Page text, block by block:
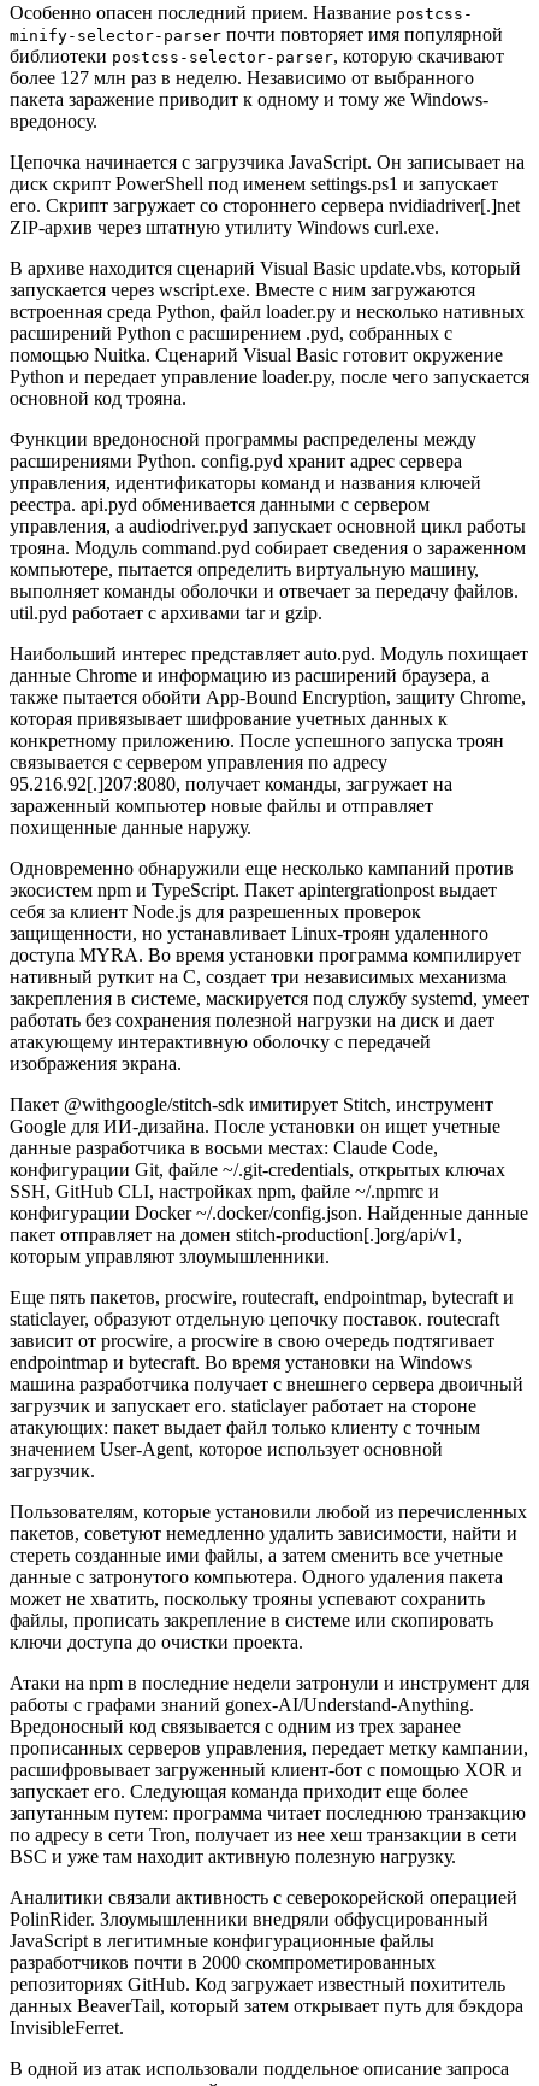
Особенно опасен последний прием. Название postcss-
minify-selector-parser почти повторяет имя популярной
библиотеки postcss-selector-parser, которую скачивают
более 127 млн раз в неделю. Независимо от выбранного
пакета заражение приводит к одному и тому же Windows-
вредоносу.
Цепочка начинается с загрузчика JavaScript. Он записывает на
диск скрипт PowerShell под именем settings.ps1 и запускает
его. Скрипт загружает со стороннего сервера nvidiadriver[.]net
ZIP-архив через штатную утилиту Windows curl.exe.
В архиве находится сценарий Visual Basic update.vbs, который
запускается через wscript.exe. Вместе с ним загружаются
встроенная среда Python, файл loader.py и несколько нативных
расширений Python с расширением .pyd, собранных с
помощью Nuitka. Сценарий Visual Basic готовит окружение
Python и передает управление loader.py, после чего запускается
основной код трояна.
Функции вредоносной программы распределены между
расширениями Python. config.pyd хранит адрес сервера
управления, идентификаторы команд и названия ключей
реестра. api.pyd обменивается данными с сервером
управления, а audiodriver.pyd запускает основной цикл работы
трояна. Модуль command.pyd собирает сведения о зараженном
компьютере, пытается определить виртуальную машину,
выполняет команды оболочки и отвечает за передачу файлов.
util.pyd работает с архивами tar и gzip.
Наибольший интерес представляет auto.pyd. Модуль похищает
данные Chrome и информацию из расширений браузера, а
также пытается обойти App-Bound Encryption, защиту Chrome,
которая привязывает шифрование учетных данных к
конкретному приложению. После успешного запуска троян
связывается с сервером управления по адресу
95.216.92[.]207:8080, получает команды, загружает на
зараженный компьютер новые файлы и отправляет
похищенные данные наружу.
Одновременно обнаружили еще несколько кампаний против
экосистем npm и TypeScript. Пакет apintergrationpost выдает
себя за клиент Node.js для разрешенных проверок
защищенности, но устанавливает Linux-троян удаленного
доступа MYRA. Во время установки программа компилирует
нативный руткит на C, создает три независимых механизма
закрепления в системе, маскируется под службу systemd, умеет
работать без сохранения полезной нагрузки на диск и дает
атакующему интерактивную оболочку с передачей
изображения экрана.
Пакет @withgoogle/stitch-sdk имитирует Stitch, инструмент
Google для ИИ-дизайна. После установки он ищет учетные
данные разработчика в восьми местах: Claude Code,
конфигурации Git, файле ~/.git-credentials, открытых ключах
SSH, GitHub CLI, настройках npm, файле ~/.npmrc и
конфигурации Docker ~/.docker/config.json. Найденные данные
пакет отправляет на домен stitch-production[.]org/api/v1,
которым управляют злоумышленники.
Еще пять пакетов, procwire, routecraft, endpointmap, bytecraft и
staticlayer, образуют отдельную цепочку поставок. routecraft
зависит от procwire, а procwire в свою очередь подтягивает
endpointmap и bytecraft. Во время установки на Windows
машина разработчика получает с внешнего сервера двоичный
загрузчик и запускает его. staticlayer работает на стороне
атакующих: пакет выдает файл только клиенту с точным
значением User-Agent, которое использует основной
загрузчик.
Пользователям, которые установили любой из перечисленных
пакетов, советуют немедленно удалить зависимости, найти и
стереть созданные ими файлы, а затем сменить все учетные
данные с затронутого компьютера. Одного удаления пакета
может не хватить, поскольку трояны успевают сохранить
файлы, прописать закрепление в системе или скопировать
ключи доступа до очистки проекта.
Атаки на npm в последние недели затронули и инструмент для
работы с графами знаний gonex-AI/Understand-Anything.
Вредоносный код связывается с одним из трех заранее
прописанных серверов управления, передает метку кампании,
расшифровывает загруженный клиент-бот с помощью XOR и
запускает его. Следующая команда приходит еще более
запутанным путем: программа читает последнюю транзакцию
по адресу в сети Tron, получает из нее хеш транзакции в сети
BSC и уже там находит активную полезную нагрузку.
Аналитики связали активность с северокорейской операцией
PolinRider. Злоумышленники внедряли обфусцированный
JavaScript в легитимные конфигурационные файлы
разработчиков почти в 2000 скомпрометированных
репозиториях GitHub. Код загружает известный похититель
данных BeaverTail, который затем открывает путь для бэкдора
InvisibleFerret.
В одной из атак использовали поддельное описание запроса